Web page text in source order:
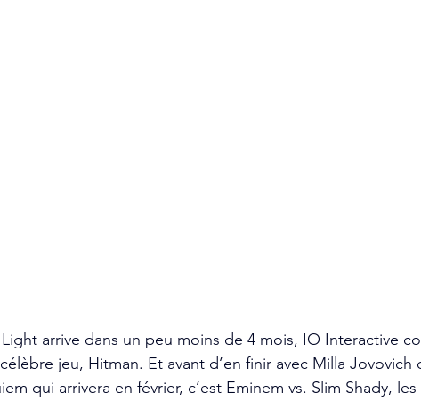
arrive dans un peu moins de 4 mois, IO Interactive
jeu, Hitman. Et avant d’en finir avec Milla Jovovich
qui arrivera en février, c’est Eminem vs. Slim Shady,